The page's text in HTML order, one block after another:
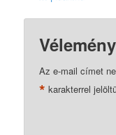
Az e-mail címet
* karakterrel